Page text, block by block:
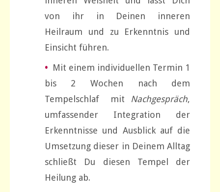
von ihr in Deinen inneren
Heilraum und zu Erkenntnis und
Einsicht führen.
•Mit einem individuellen Termin 1
bis 2 Wochen nach dem
Tempelschlaf mit Nachgespräch,
umfassender Integration der
Erkenntnisse und Ausblick auf die
Umsetzung dieser in Deinem Alltag
schließt Du diesen Tempel der
Heilung ab.